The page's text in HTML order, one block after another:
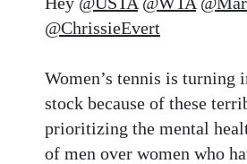
@ChrissieEvert
Women’s tennis is turning
stock because of these
prioritizing the mental
of men over women who